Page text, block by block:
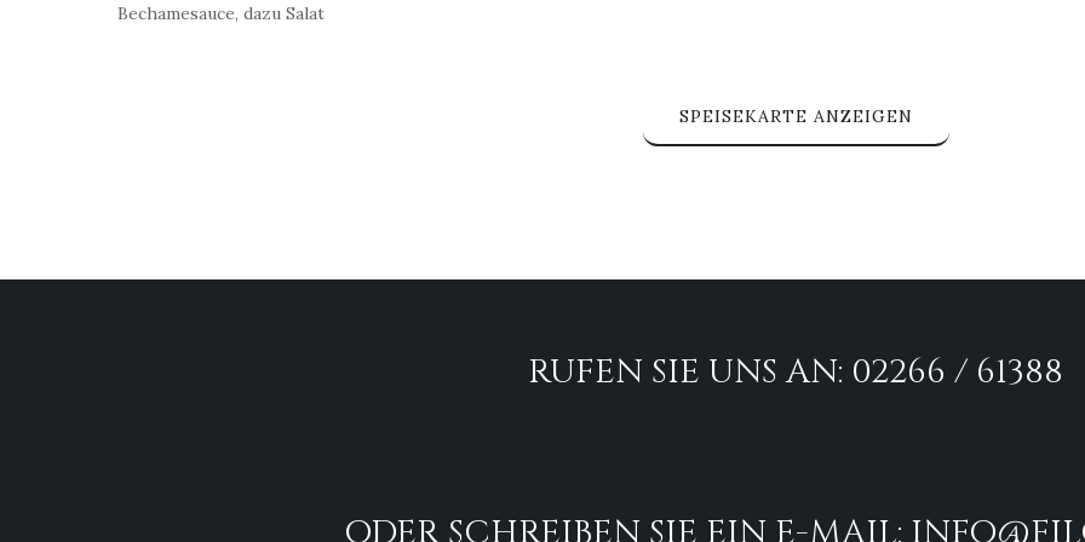
Bechamesauce, dazu Salat
SPEISEKARTE ANZEIGEN
RUFEN SIE UNS AN: 02266 / 61388
ODER SCHREIBEN SIE EIN E-MAIL: